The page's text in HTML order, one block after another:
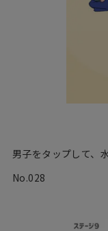
男子をタップして、
No.028